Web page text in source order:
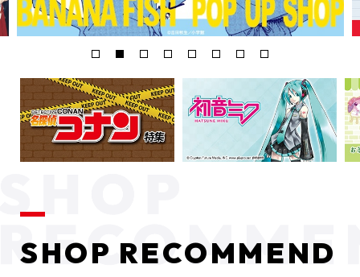
SHOP RECOMMEND